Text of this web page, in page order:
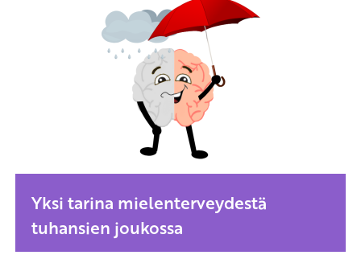
Yksi tarina mielenterveydestä
tuhansien joukossa